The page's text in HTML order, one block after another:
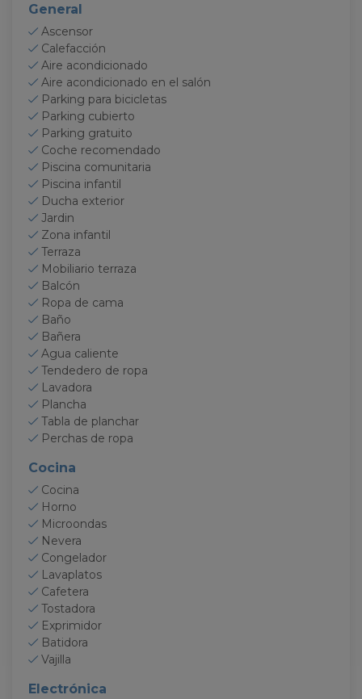
General
Ascensor
Calefacción
Aire acondicionado
Aire acondicionado en el salón
Parking para bicicletas
Parking cubierto
Parking gratuito
Coche recomendado
Piscina comunitaria
Piscina infantil
Ducha exterior
Jardin
Zona infantil
Terraza
Mobiliario terraza
Balcón
Ropa de cama
Baño
Bañera
Agua caliente
Tendedero de ropa
Lavadora
Plancha
Tabla de planchar
Perchas de ropa
Cocina
Cocina
Horno
Microondas
Nevera
Congelador
Lavaplatos
Cafetera
Tostadora
Exprimidor
Batidora
Vajilla
Electrónica